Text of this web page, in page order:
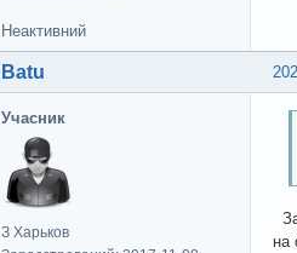
Неактивний
Batu
Учасник
З Харьков
на